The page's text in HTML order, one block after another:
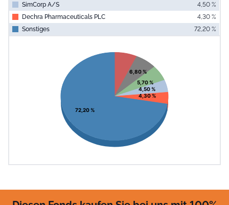
SimCorp A/S
4,50 %
Dechra Pharmaceuticals PLC
4,30 %
Sonstiges
72,20 %
Pie chart with 6 slices.
View as data table, Chart
6,80 %
5,70 %
4,50 %
4,30 %
72,20 %